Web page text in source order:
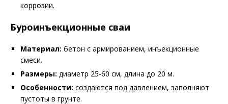
коррозии.
Буроинъекционные сваи
Материал: бетон с армированием, инъекционные
смеси.
Размеры: диаметр 25-60 см, длина до 20 м.
Особенности: создаются под давлением, заполняют
пустоты в грунте.